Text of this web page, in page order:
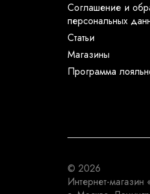
Соглашение и
персональных
Статьи
Магазины
Программа
© 2026
Интернет-магазин